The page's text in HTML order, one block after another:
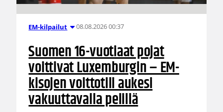
EM-kilpailut 08.08.2026 00:37
Suomen 16-vuotiaat pojat
voittivat Luxemburgin – EM-
kisojen voittotili aukesi
vakuuttavalla pelillä